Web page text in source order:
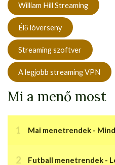
William Hill Streaming
Élő lóverseny
Streaming szoftver
A legjobb streaming VPN
Mi a menő most
Mai menetrendek -
Futball menetrendek -